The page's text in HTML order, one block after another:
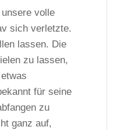
volle
sich verletzte.
lassen. Die
zu lassen,
für seine
zu
ganz auf,